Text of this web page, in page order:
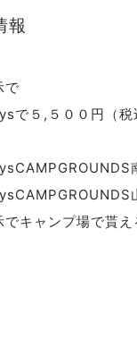
報
で
で５,５００円（税
キャンプ場で貰え